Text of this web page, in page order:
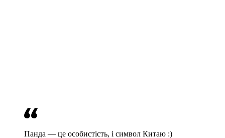
Панда — це особистість, і символ Китаю :)